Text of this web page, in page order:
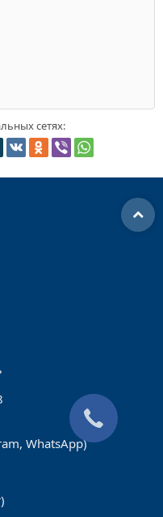
сетях:
WhatsApp)